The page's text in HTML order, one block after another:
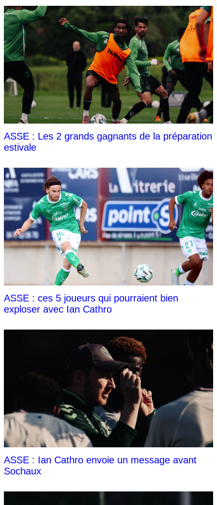
ASSE : Les 2 grands gagnants de la préparation
estivale
ASSE : ces 5 joueurs qui pourraient bien
exploser avec Ian Cathro
ASSE : Ian Cathro envoie un message avant
Sochaux